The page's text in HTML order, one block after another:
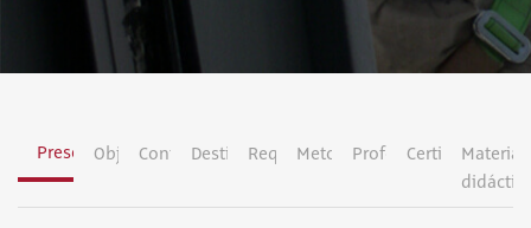
Presentación
ObjetivosContenidosDestinatariosRequisitosMetodologíaProfesoradoCertificación
Material